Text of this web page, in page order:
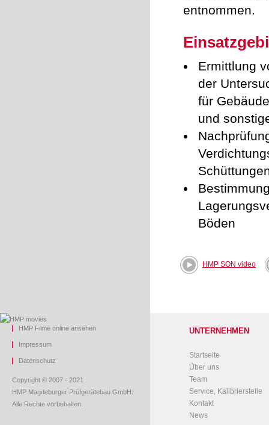
entnommen.
Ermittlung
der
für
und
Böden
HMP SON video
HMP Filme online ansehen
Impressum
Datenschutz
Copyright © 2007 - 2021
HMP Magdeburger Prüfgerätebau GmbH.
Alle Rechte vorbehalten.
UNTERNEHMEN
Startseite
Über uns
Team
Service, Kalibrierstelle
Kontakt
News